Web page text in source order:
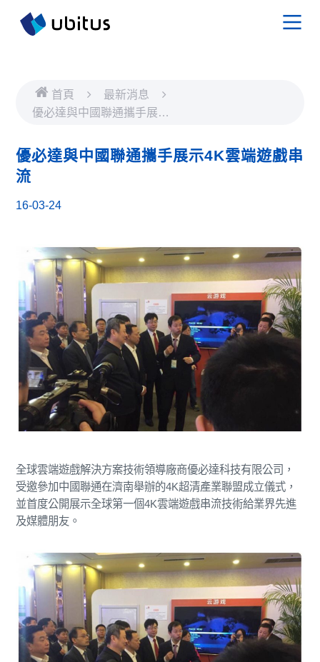
首頁
最新消息
優必達與中國聯通攜手展示
優必達與中國聯通攜手展示4K雲端遊戲串
流
16-03-24
全球雲端遊戲解決方案技術領導廠商優必達科技有限公司，
受邀參加中國聯通在濟南舉辦的4K超清產業聯盟成立儀式，
並首度公開展示全球第一個4K雲端遊戲串流技術給業界先進
及媒體朋友。